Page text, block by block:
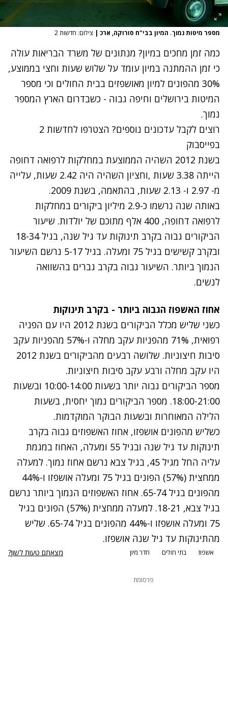
מספר מיטות נמוך. המיון בבי"ח סורוקה, ארכ | צילום: חדשות 2
כמה זמן מחכים במיון? מנתונים של משרד הבריאות עולה
כי זמן ההמתנה במיון עומד על שלוש שעות וחצי בממוצע,
30% מהפונים למיון מאושפזים בבית החולים וכי מספר
המיטות בירושלים וחיפה גבוה - כשבדרום הארץ המספר
נמוך.
רוצים לקבל עדכונים נוספים? הצטרפו לחדשות 2
בפייסבוק
בשנת 2012 השהיה הממוצעת במחלקות לרפואה דחופה
הייתה 3.38 שעות ,וחציון השהיה היה 2.42 שעות, עלייה
מ- 2.97 ו- 2.13 שעות, בהתאמה, בשנת 2009.
באותה שנה נרשמו כ-2.9 מיליון ביקורים במחלקות
לרפואה דחופה, 400 אלף מתוכם של יולדות. שיעור
הביקורים גבוה בקרב תינוקות עד גיל שנה, בגיל 18-34
ובקרב קשישים בגיל 75 ומעלה. בגיל 5-17 נרשם השיעור
הנמוך ביותר. השיעור גבוה בקרב גברים בהשוואה
לנשים.
אחוז האשפוז הגבוה ביותר - בקרב תינוקות
כשני שליש מכלל הביקורים בשנת 2012 היו עם הפניה
רפואית, 71% מהפניות עקב מחלה ו-57% מהפניות עקב
סיבות חיצוניות. שלושה רבעים מהביקורים בשנת 2012
היו עקב מחלה ורבע עקב סיבות חיצוניות.
מספר הביקורים גבוה יותר בשעות 10:00-14:00 ובשעות
18:00-21:00. מספר הביקורים נמוך יחסית, בשעות
הלילה המאוחרות ובשעות הבוקר המוקדמות.
כשליש מהפונים אושפזו, אחוז האשפוזים גבוה בקרב
תינוקות עד גיל שנה ובגיל 55 ומעלה, האחוז במגמת
עליה החל מגיל 45, בגיל צבא נרשם אחוז נמוך. למעלה
ממחצית (57%) הפונים בגיל 75 ומעלה אושפזו ו-44%
מהפונים בגיל 65-74. אחוז האשפוזים הנמוך ביותר נרשם
בגיל צבא, 18-21. למעלה ממחצית (57%) הפונים בגיל
75 ומעלה אושפזו ו-44% מהפונים בגיל 65-74. שליש
מהתינוקות עד גיל שנה אושפזו.
אשפוז בתי חולים חדר מיון מצאתם טעות לשון?
פרסומת